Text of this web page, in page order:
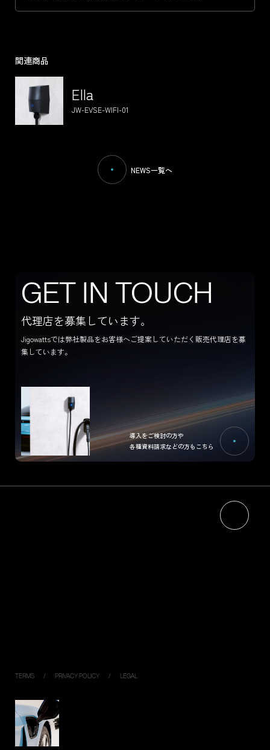
関連商品
Ella
JW-EVSE-WIFI-01
NEWS一覧へ
GET IN TOUCH
代理店を募集しています。
Jigowattsでは弊社製品をお客様へご提案していただく販売代理店を募
集しています。
導入をご検討の方や
各種資料請求などの方もこちら
TERMS PRIVACY POLICY LEGAL